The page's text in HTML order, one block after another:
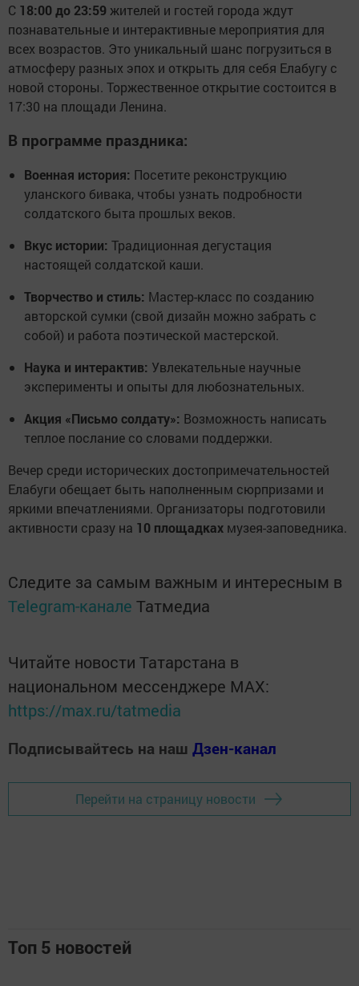
С 18:00 до 23:59 жителей и гостей города ждут
познавательные и интерактивные мероприятия для
всех возрастов. Это уникальный шанс погрузиться в
атмосферу разных эпох и открыть для себя Елабугу с
новой стороны. Торжественное открытие состоится в
17:30 на площади Ленина.
В программе праздника:
Военная история: Посетите реконструкцию
уланского бивака, чтобы узнать подробности
солдатского быта прошлых веков.
Вкус истории: Традиционная дегустация
настоящей солдатской каши.
Творчество и стиль: Мастер-класс по созданию
авторской сумки (свой дизайн можно забрать с
собой) и работа поэтической мастерской.
Наука и интерактив: Увлекательные научные
эксперименты и опыты для любознательных.
Акция «Письмо солдату»: Возможность написать
теплое послание со словами поддержки.
Вечер среди исторических достопримечательностей
Елабуги обещает быть наполненным сюрпризами и
яркими впечатлениями. Организаторы подготовили
активности сразу на 10 площадках музея-заповедника.
Следите за самым важным и интересным в
Telegram-канале Татмедиа
Читайте новости Татарстана в
национальном мессенджере MАХ:
https://max.ru/tatmedia
Подписывайтесь на наш Дзен-канал
Перейти на страницу новости
Топ 5 новостей